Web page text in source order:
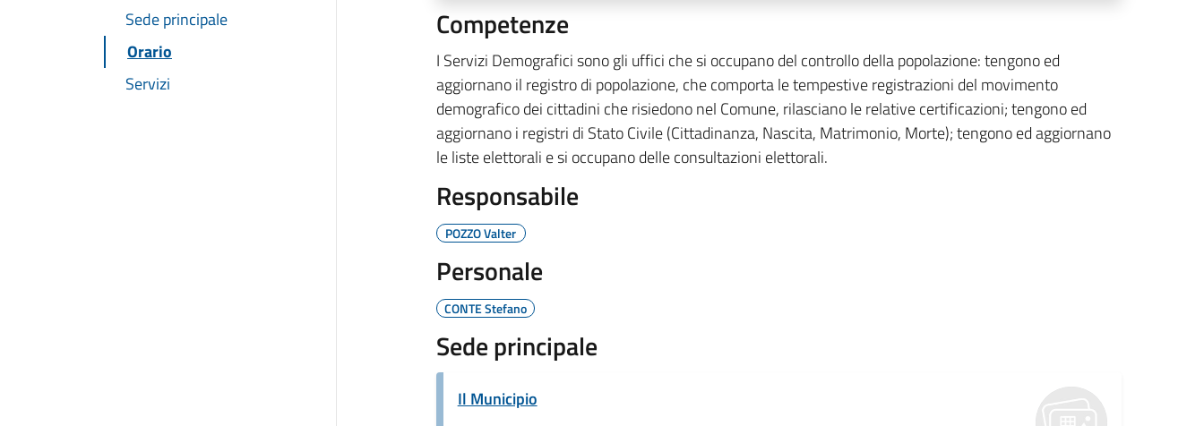
Sede principale
Orario
Servizi
Competenze
I Servizi Demografici sono gli uffici che si occupano del controllo della popolazione: tengono ed
aggiornano il registro di popolazione, che comporta le tempestive registrazioni del movimento
demografico dei cittadini che risiedono nel Comune, rilasciano le relative certificazioni; tengono ed
aggiornano i registri di Stato Civile (Cittadinanza, Nascita, Matrimonio, Morte); tengono ed aggiornano
le liste elettorali e si occupano delle consultazioni elettorali.
Responsabile
POZZO Valter
Personale
CONTE Stefano
Sede principale
Il Municipio